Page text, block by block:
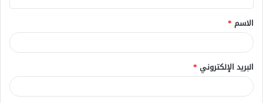
ق
*
الاسم *
البريد الإلكتروني *